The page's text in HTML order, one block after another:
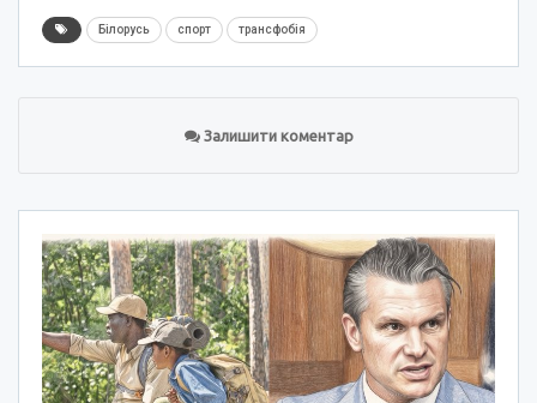
Білорусь спорт трансфобія
Залишити коментар